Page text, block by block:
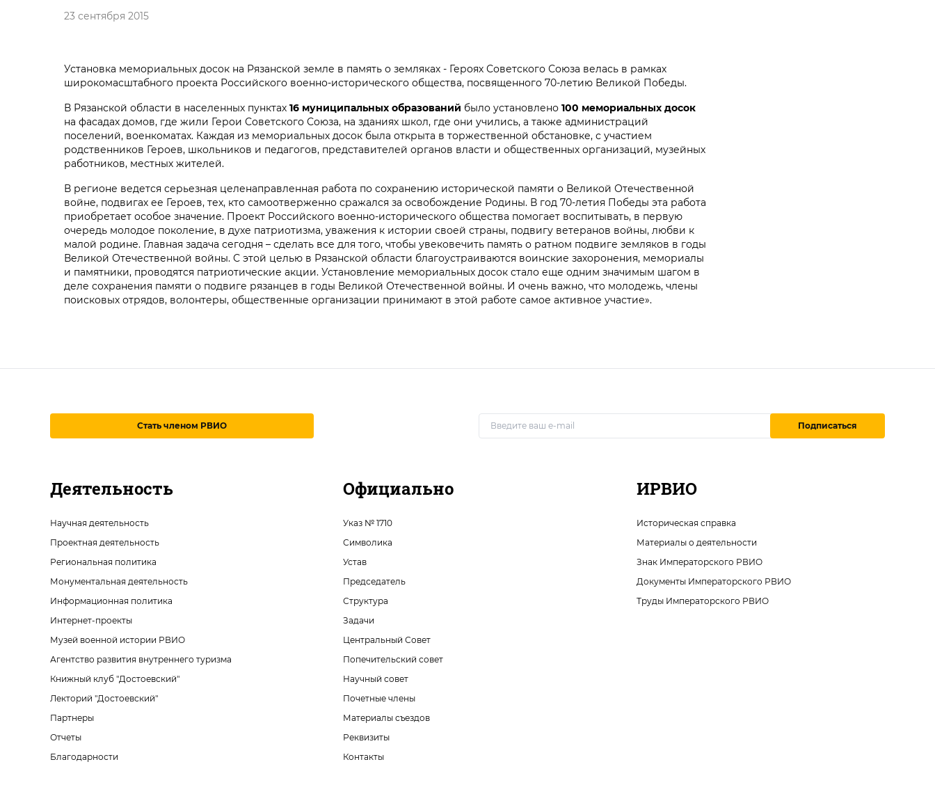
23 сентября 2015
Установка мемориальных досок на Рязанской земле в память о земляках - Героях Советского Союза велась в рамках
широкомасштабного проекта Российского военно-исторического общества, посвященного 70-летию Великой Победы.
В Рязанской области в населенных пунктах 16 муниципальных образований было установлено 100 мемориальных досок
на фасадах домов, где жили Герои Советского Союза, на зданиях школ, где они учились, а также администраций
поселений, военкоматах. Каждая из мемориальных досок была открыта в торжественной обстановке, с участием
родственников Героев, школьников и педагогов, представителей органов власти и общественных организаций, музейных
работников, местных жителей.
В регионе ведется серьезная целенаправленная работа по сохранению исторической памяти о Великой Отечественной
войне, подвигах ее Героев, тех, кто самоотверженно сражался за освобождение Родины. В год 70-летия Победы эта работа
приобретает особое значение. Проект Российского военно-исторического общества помогает воспитывать, в первую
очередь молодое поколение, в духе патриотизма, уважения к истории своей страны, подвигу ветеранов войны, любви к
малой родине. Главная задача сегодня – сделать все для того, чтобы увековечить память о ратном подвиге земляков в годы
Великой Отечественной войны. С этой целью в Рязанской области благоустраиваются воинские захоронения, мемориалы
и памятники, проводятся патриотические акции. Установление мемориальных досок стало еще одним значимым шагом в
деле сохранения памяти о подвиге рязанцев в годы Великой Отечественной войны. И очень важно, что молодежь, члены
поисковых отрядов, волонтеры, общественные организации принимают в этой работе самое активное участие».
Стать членом РВИО Подписаться
Деятельность
Научная деятельность
Проектная деятельность
Региональная политика
Монументальная деятельность
Информационная политика
Интернет-проекты
Музей военной истории РВИО
Агентство развития внутреннего туризма
Книжный клуб "Достоевский"
Лекторий "Достоевский"
Партнеры
Отчеты
Благодарности
Официально
Указ № 1710
Символика
Устав
Председатель
Структура
Задачи
Центральный Совет
Попечительский совет
Научный совет
Почетные члены
Материалы съездов
Реквизиты
Контакты
ИРВИО
Историческая справка
Материалы о деятельности
Знак Императорского РВИО
Документы Императорского РВИО
Труды Императорского РВИО